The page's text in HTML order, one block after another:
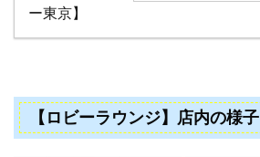
【ロビーラウンジ】店内の様子